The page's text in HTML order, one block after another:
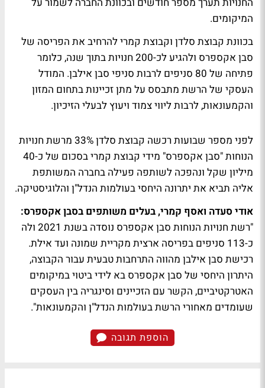
המיקומים.
בכוונת קבוצת סלדן וקבוצת קמרי להרחיב את הפריסה של
סבן אקספרס ולהגיע לכ-200 חנויות בתוך שנה, כלומר
פתיחה של 80 סניפים לרבות סניפי סבן אילבן. המודל
העסקי של הרשת מתבסס על מתן זכיינות בתחום המזון
והקמעונאות, לרבות ליווי צמוד ויעוץ לבעלי הזיכיון.
לפני מספר שבועות רכשה קבוצת סלדן 33% מרשת חנויות
הנוחות "סבן אקספרס" מידי קבוצת קמרי בסכום של כ-40
מיליון שקל ונהפכה לשותפה פעילה בחברה המשותפת
אליה תביא את יתרונה היחסי בעולמות הנדל"ן והלוגיסטיקה.
אודי סעדה ואסף קמרי, בעלים משותפים בסבן אקספרס:
"רשת חנויות הנוחות סבן אקספרס נוסדה בשנת 2021 ולה
כ-113 סניפים בפריסה ארצית מקריית שמונה ועד אילת.
רכישת סבן אילבן מהווה התרחבות טבעית עבור הקבוצה,
היתרון היחסי של סבן אקספרס בא לידי ביטוי במיקומים
האטרקטיביים, הקשר עם הזכיינים וסינגריה בין העסקים
שעומדים מאחורי הרשת בעולמות הנדל"ן והקמעונאות".
הוספת תגובה